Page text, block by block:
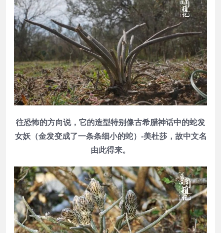
往恐怖的方向说，它的造型特别像古希腊神话中的蛇发
女妖（金发变成了一条条细小的蛇）-美杜莎，故中文名
由此得来。